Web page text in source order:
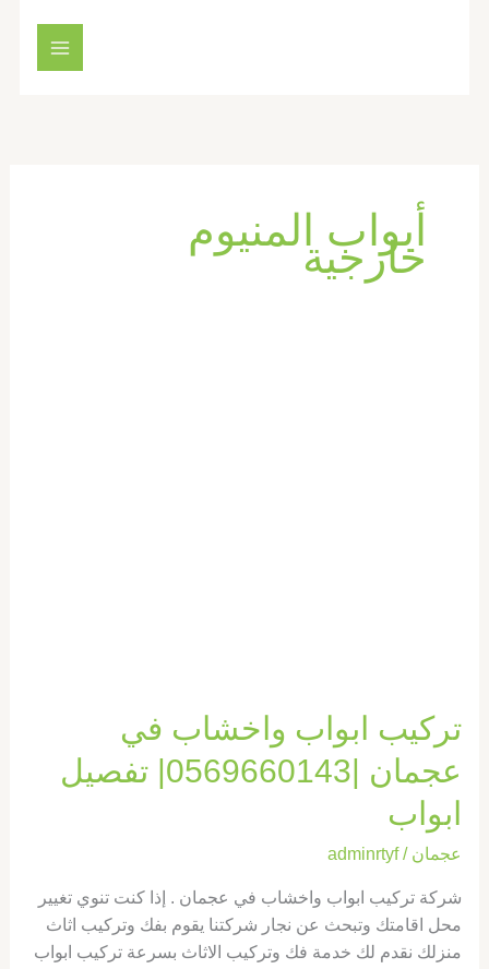
أبواب المنيوم
خارجية
تركيب ابواب واخشاب في
عجمان |0569660143| تفصيل
ابواب
عجمان /
adminrtyf
شركة تركيب ابواب واخشاب في عجمان . إذا كنت تنوي تغيير
محل اقامتك وتبحث عن نجار شركتنا يقوم بفك وتركيب اثاث
منزلك نقدم لك خدمة فك وتركيب الاثاث بسرعة تركيب ابواب